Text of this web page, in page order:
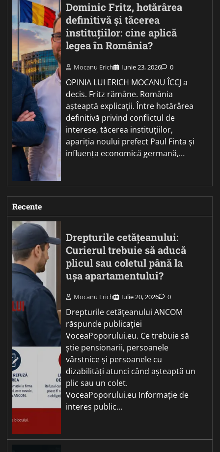
Dominic Fritz, hotărârea
definitivă și tăcerea
instituțiilor: cine aplică
legea în România?
Mocanu Erich Iunie 23, 2026 0
OPINIA LUI ERICH MOCANU ÎCCJ a
decis. Fritz rămâne. România
așteaptă explicații. Între hotărârea
definitivă privind conflictul de
interese, tăcerea instituțiilor,
apariția noului prefect Paul Finta și
influența economică germană,…
Recente
Drepturile cetățeanului:
Curierul trebuie să aducă
plicul sau coletul până la
ușa apartamentului?
Mocanu Erich Iulie 20, 2026 0
Drepturile cetățeanului ANCOM
răspunde publicației
VoceaPoporului.eu. Ce trebuie să
știe pensionarii, persoanele
vârstnice și persoanele cu
dizabilități atunci când așteaptă un
plic sau un colet.
VoceaPoporului.eu Informație de
interes public…